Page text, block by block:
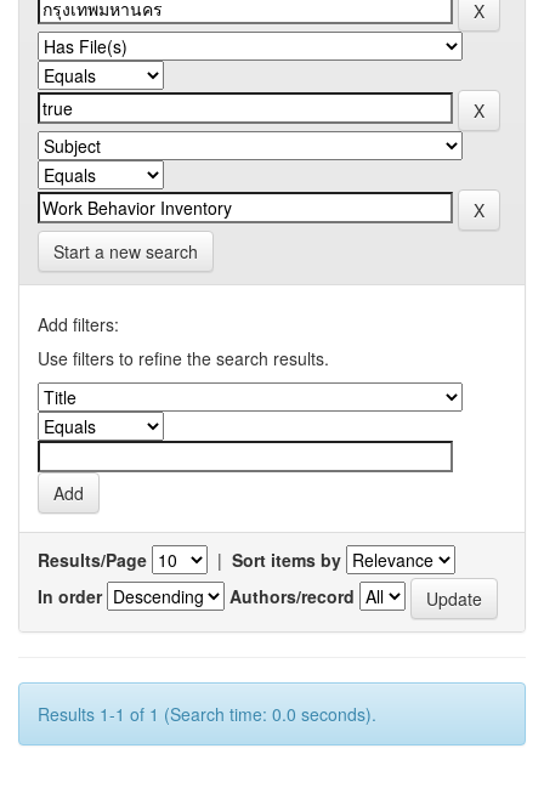
Start a new search
Add filters:
Use filters to refine the search results.
Results/Page | Sort items by
In order
Authors/record
Results 1-1 of 1 (Search time: 0.0 seconds).